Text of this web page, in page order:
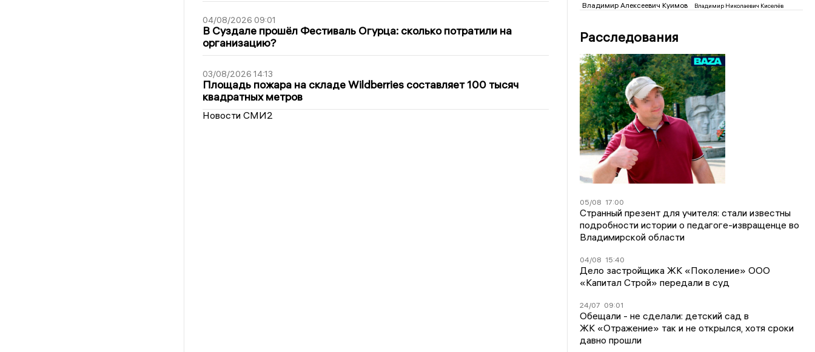
04/08/2026 09:01
В Суздале прошёл Фестиваль Огурца: сколько потратили на
организацию?
03/08/2026 14:13
Площадь пожара на складе Wildberries составляет 100 тысяч
квадратных метров
Новости СМИ2
Владимир Алексеевич Куимов Владимир Николаевич Киселёв
Расследования
05/08 17:00
Странный презент для учителя: стали известны
подробности истории о педагоге-извращенце во
Владимирской области
04/08 15:40
Дело застройщика ЖК «Поколение» ООО
«Капитал Строй» передали в суд
24/07 09:01
Обещали - не сделали: детский сад в
ЖК «Отражение» так и не открылся, хотя сроки
давно прошли